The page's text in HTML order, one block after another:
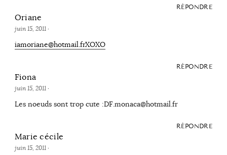
RÉPONDRE
Oriane
juin 15, 2011·
iamoriane@hotmail.frXOXO
RÉPONDRE
Fiona
juin 15, 2011·
Les noeuds sont trop cute :DF.monaca@hotmail.fr
RÉPONDRE
Marie cécile
juin 15, 2011·